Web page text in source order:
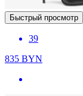
Быстрый просмотр
39
835 BYN